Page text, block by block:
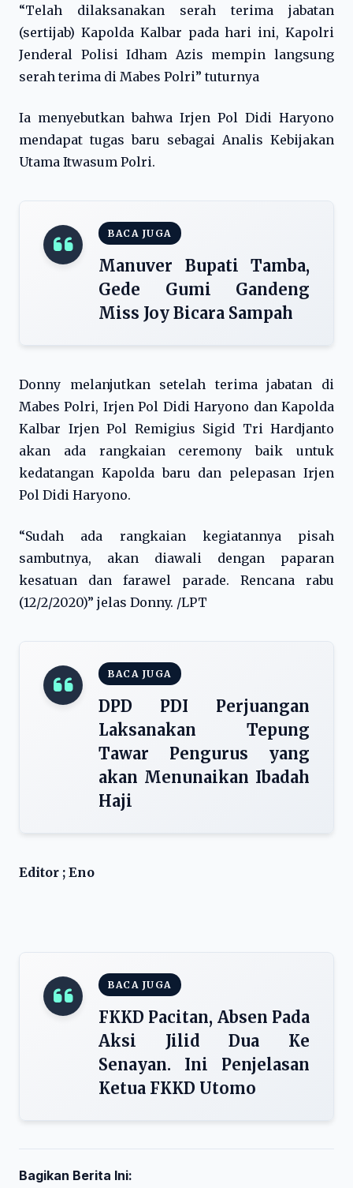
“Telah dilaksanakan serah terima jabatan
(sertijab) Kapolda Kalbar pada hari ini, Kapolri
Jenderal Polisi Idham Azis mempin langsung
serah terima di Mabes Polri” tuturnya
Ia menyebutkan bahwa Irjen Pol Didi Haryono
mendapat tugas baru sebagai Analis Kebijakan
Utama Itwasum Polri.
BACA JUGA
Manuver Bupati Tamba,
Gede Gumi Gandeng
Miss Joy Bicara Sampah
Donny melanjutkan setelah terima jabatan di
Mabes Polri, Irjen Pol Didi Haryono dan Kapolda
Kalbar Irjen Pol Remigius Sigid Tri Hardjanto
akan ada rangkaian ceremony baik untuk
kedatangan Kapolda baru dan pelepasan Irjen
Pol Didi Haryono.
“Sudah ada rangkaian kegiatannya pisah
sambutnya, akan diawali dengan paparan
kesatuan dan farawel parade. Rencana rabu
(12/2/2020)” jelas Donny. /LPT
BACA JUGA
DPD PDI Perjuangan
Laksanakan Tepung
Tawar Pengurus yang
akan Menunaikan Ibadah
Haji
Editor ; Eno
BACA JUGA
FKKD Pacitan, Absen Pada
Aksi Jilid Dua Ke
Senayan. Ini Penjelasan
Ketua FKKD Utomo
Bagikan Berita Ini: